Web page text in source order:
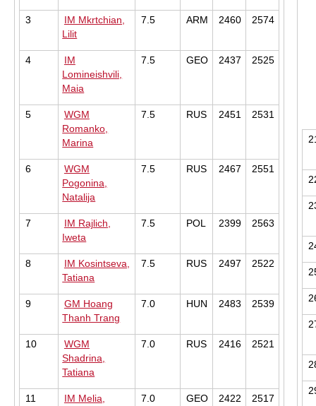
3
IM Mkrtchian,
Lilit
7.5 ARM 2460 2574
4
IM
Lomineishvili,
Maia
7.5 GEO 2437 2525
5
WGM
Romanko,
Marina
7.5 RUS 2451 2531
6
WGM
Pogonina,
Natalija
7.5 RUS 2467 2551
7
IM Rajlich,
Iweta
7.5 POL 2399 2563
8
IM Kosintseva,
Tatiana
7.5 RUS 2497 2522
9
GM Hoang
Thanh Trang
7.0 HUN 2483 2539
10
WGM
Shadrina,
Tatiana
7.0 RUS 2416 2521
11
IM Melia,
7.0 GEO 2422 2517